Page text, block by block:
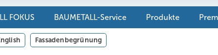
FOKUS BAUMETALL-Service Produkte
Fassadenbegrünung